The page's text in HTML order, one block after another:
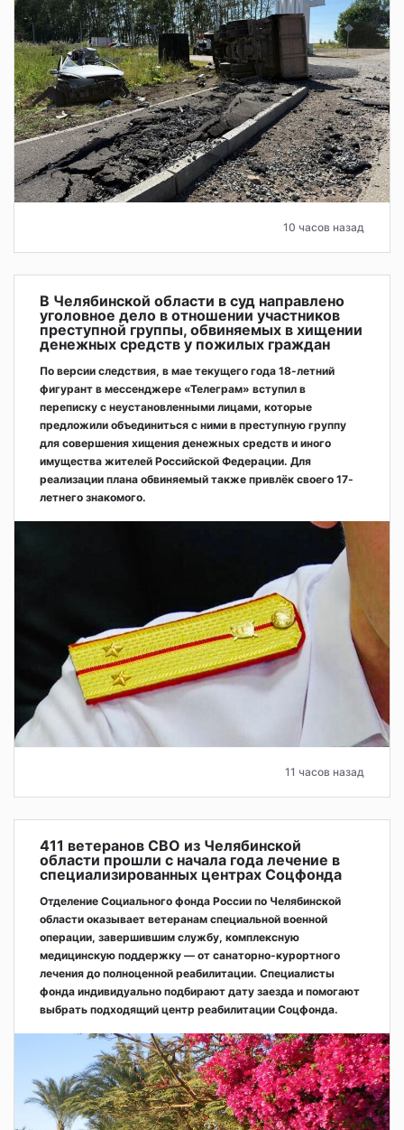
10 часов назад
В Челябинской области в суд направлено
уголовное дело в отношении участников
преступной группы, обвиняемых в хищении
денежных средств у пожилых граждан
По версии следствия, в мае текущего года 18-летний
фигурант в мессенджере «Телеграм» вступил в
переписку с неустановленными лицами, которые
предложили объединиться с ними в преступную группу
для совершения хищения денежных средств и иного
имущества жителей Российской Федерации. Для
реализации плана обвиняемый также привлёк своего 17-
летнего знакомого.
11 часов назад
411 ветеранов СВО из Челябинской
области прошли с начала года лечение в
специализированных центрах Соцфонда
Отделение Социального фонда России по Челябинской
области оказывает ветеранам специальной военной
операции, завершившим службу, комплексную
медицинскую поддержку — от санаторно-курортного
лечения до полноценной реабилитации. Специалисты
фонда индивидуально подбирают дату заезда и помогают
выбрать подходящий центр реабилитации Соцфонда.